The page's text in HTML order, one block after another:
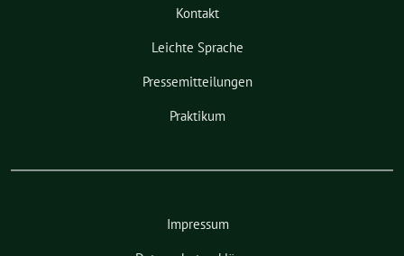
Kontakt
Leichte Sprache
Pressemitteilungen
Praktikum
Impressum